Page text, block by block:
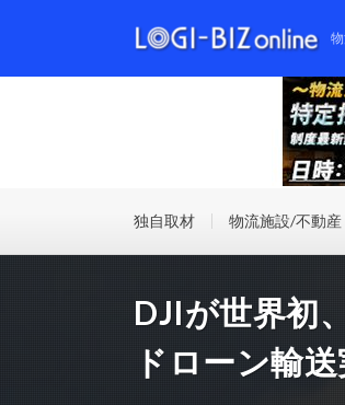
独自取材 物流施設/不動産
DJIが世界初
ドローン輸